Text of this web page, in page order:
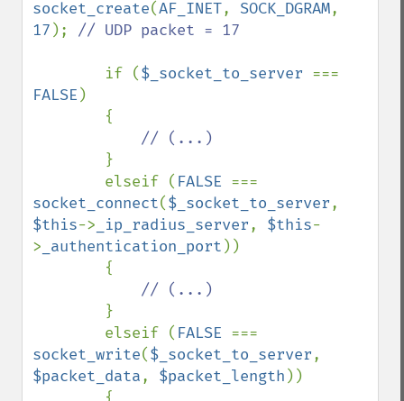
socket_create(AF_INET, SOCK_DGRAM
17 ); // UDP packet = 17
if ($_socket_to_server
FALSE )
// (...)
}
        elseif (
FALSE
socket_connect($_socket_to_server
$this-> _ip_radius_server, $this-
> _authentication_port ))
// (...)
}
        elseif (
FALSE
socket_write($_socket_to_server
$packet_data, $packet_length ))